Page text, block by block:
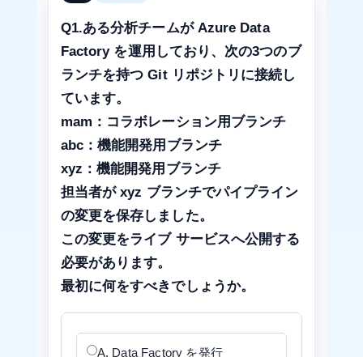
Q1.ある分析チームが Azure Data
Factory を運用しており、次の3つのブ
ランチを持つ Git リポジトリに接続し
ています。
mam：コラボレーション用ブランチ
abc：機能開発用ブランチ
xyz：機能開発用ブランチ
担当者が xyz ブランチでパイプライン
の変更を保存しました。
この変更をライブ サービスへ公開する
必要があります。
最初に何をすべきでしょうか。
A. Data Factory を発行